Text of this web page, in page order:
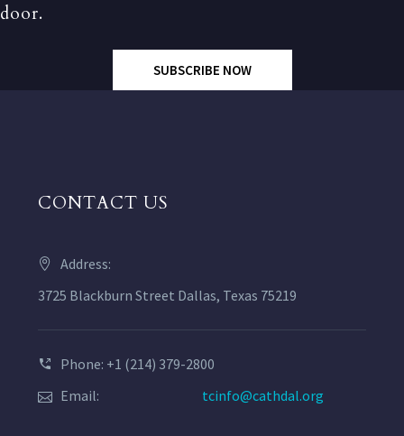
door.
SUBSCRIBE NOW
CONTACT US
Address:
3725 Blackburn Street Dallas, Texas 75219
Phone: +1 (214) 379-2800
Email:
tcinfo@cathdal.org